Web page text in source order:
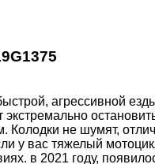
агрессивной
Колодки не шумят,
у вас тяжелый
в 2021 году,